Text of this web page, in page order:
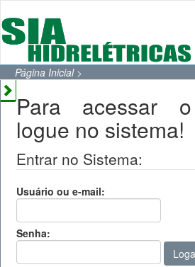
Página Inicial>
Para acessar
logue no sistema!
Entrar no Sistema:
Usuário ou e-mail:
Senha: